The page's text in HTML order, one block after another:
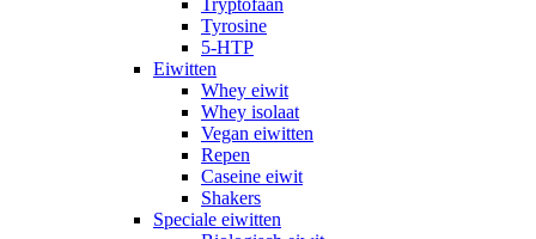
Tryptofaan
Tyrosine
5-HTP
Eiwitten
Whey eiwit
Whey isolaat
Vegan eiwitten
Repen
Caseine eiwit
Shakers
Speciale eiwitten